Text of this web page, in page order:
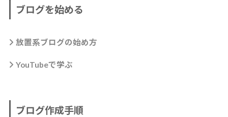
ブログを始める
放置系ブログの始め方
YouTubeで学ぶ
ブログ作成手順